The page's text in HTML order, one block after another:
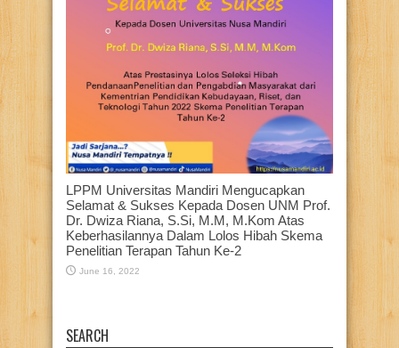
LPPM Universitas Mandiri Mengucapkan
Selamat & Sukses Kepada Dosen UNM Prof.
Dr. Dwiza Riana, S.Si, M.M, M.Kom Atas
Keberhasilannya Dalam Lolos Hibah Skema
Penelitian Terapan Tahun Ke-2
June 16, 2022
SEARCH